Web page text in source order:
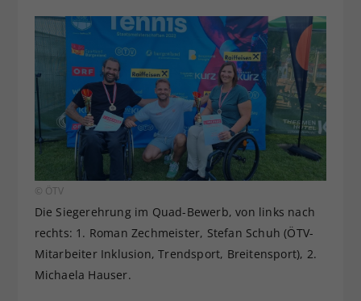
© ÖTV
Die Siegerehrung im Quad-Bewerb, von links nach
rechts: 1. Roman Zechmeister, Stefan Schuh (ÖTV-
Mitarbeiter Inklusion, Trendsport, Breitensport), 2.
Michaela Hauser.